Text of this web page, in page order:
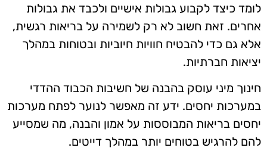
לומד כיצד לקבוע גבולות אישיים ולכבד את גבולות
אחרים. זאת חשוב לא רק לשמירה על בריאות רגשית,
אלא גם כדי להבטיח חוויות חיוביות ובטוחות במהלך
יציאות חברתיות.
חינוך מיני עוסק בהבנה של חשיבות הכבוד ההדדי
במערכות יחסים. ידע זה מאפשר לנוער לפתח מערכות
יחסים בריאות המבוססות על אמון והבנה, מה שמסייע
להם להרגיש בטוחים יותר במהלך דייטים.